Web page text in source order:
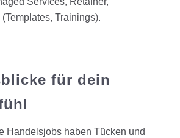
Trainings).
für dein
Handelsjobs haben Tücken und